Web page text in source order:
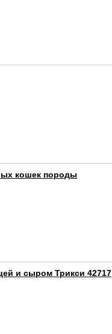
кошек породы
и сыром Трикси 42717